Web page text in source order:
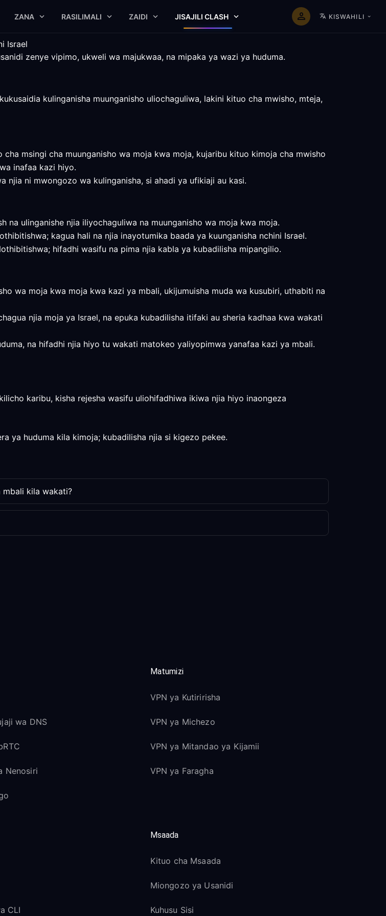
ZANA RASILIMALI ZAIDI JISAJILI CLASH KISWAHILI
Israel
zenye vipimo, ukweli wa majukwaa, na mipaka ya wazi ya huduma.
kulinganisha muunganisho uliochaguliwa, lakini kituo cha mwisho, mteja,
msingi cha muunganisho wa moja kwa moja, kujaribu kituo kimoja cha mwisho
inafaa kazi hiyo.
njia ni mwongozo wa kulinganisha, si ahadi ya ufikiaji au kasi.
na ulinganishe njia iliyochaguliwa na muunganisho wa moja kwa moja.
kagua hali na njia inayotumika baada ya kuunganisha nchini Israel.
hifadhi wasifu na pima njia kabla ya kubadilisha mipangilio.
wa moja kwa moja kwa kazi ya mbali, ukijumuisha muda wa kusubiri, uthabiti na
njia moja ya Israel, na epuka kubadilisha itifaki au sheria kadhaa kwa wakati
na hifadhi njia hiyo tu wakati matokeo yaliyopimwa yanafaa kazi ya mbali.
karibu, kisha rejesha wasifu uliohifadhiwa ikiwa njia hiyo inaongeza
ya huduma kila kimoja; kubadilisha njia si kigezo pekee.
mbali kila wakati?
wa DNS
Nenosiri
Matumizi
VPN ya Kutiririsha
VPN ya Michezo
VPN ya Mitandao ya Kijamii
VPN ya Faragha
CLI
Msaada
Kituo cha Msaada
Miongozo ya Usanidi
Kuhusu Sisi